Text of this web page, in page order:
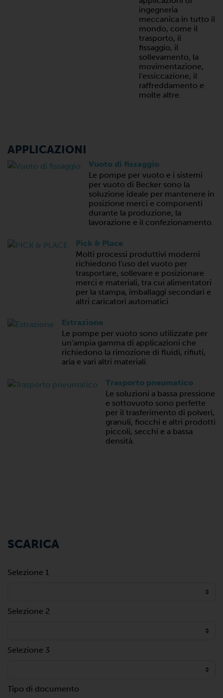
ingegneria
meccanica in tutto il
mondo, come il
trasporto, il
fissaggio, il
sollevamento, la
movimentazione,
l'essiccazione, il
raffreddamento e
molte altre.
APPLICAZIONI
Vuoto di fissaggio
Le pompe per vuoto e i sistemi
per vuoto di Becker sono la
soluzione ideale per mantenere in
posizione merci e componenti
durante la produzione, la
lavorazione e il confezionamento.
Pick & Place
Molti processi produttivi moderni
richiedono l'uso del vuoto per
trasportare, sollevare e posizionare
merci e materiali, tra cui alimentatori
per la stampa, imballaggi secondari e
altri caricatori automatici.
Estrazione
Le pompe per vuoto sono utilizzate per
un'ampia gamma di applicazioni che
richiedono la rimozione di fluidi, rifiuti,
aria e vari altri materiali.
Trasporto pneumatico
Le soluzioni a bassa pressione
e sottovuoto sono perfette
per il trasferimento di polveri,
granuli, fiocchi e altri prodotti
piccoli, secchi e a bassa
densità.
SCARICA
Selezione 1
Selezione 2
Selezione 3
Tipo di documento